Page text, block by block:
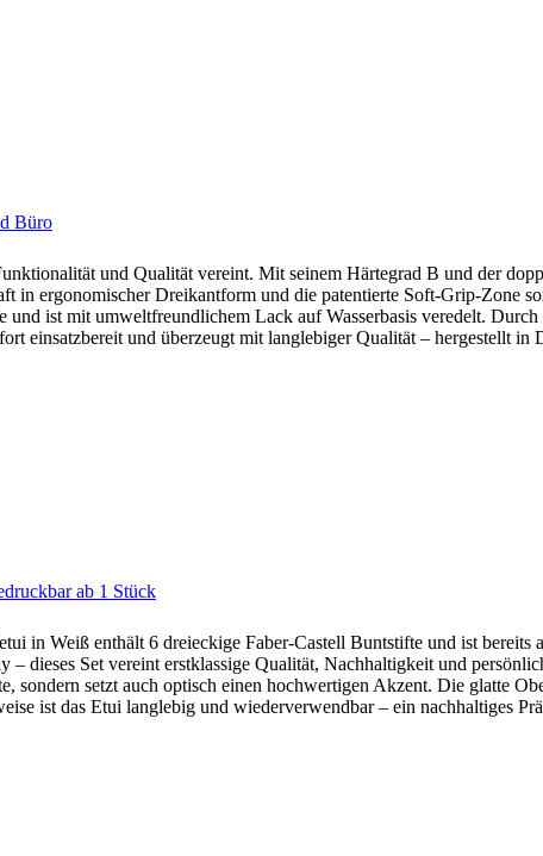
Büro
und Qualität vereint. Mit seinem Härtegrad B und der
in ergonomischer Dreikantform und die patentierte Soft-Grip-Zone
ist mit umweltfreundlichem Lack auf Wasserbasis veredelt.
einsatzbereit und überzeugt mit langlebiger Qualität – hergestellt in
ab 1 Stück
in Weiß enthält 6 dreieckige Faber-Castell Buntstifte und ist
– dieses Set vereint erstklassige Qualität, Nachhaltigkeit und
sondern setzt auch optisch einen hochwertigen Akzent. Die glatte
ist das Etui langlebig und wiederverwendbar – ein nachhaltiges